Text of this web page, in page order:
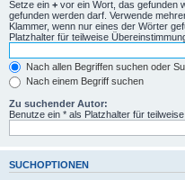
Setze ein + vor ein Wort, das gefunden
gefunden werden darf. Verwende
Klammer, wenn nur eines der Wörter
Platzhalter für teilweise
Nach allen Begriffen suchen oder
Nach einem Begriff suchen
Zu suchender Autor:
Benutze ein * als Platzhalter für
SUCHOPTIONEN